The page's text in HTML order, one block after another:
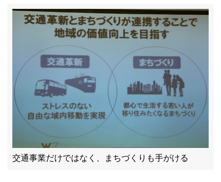
交通事業だけではなく、まちづくりも手がける